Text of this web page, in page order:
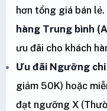
hơn tổng giá bán
hàng Trung bình
ưu đãi cho khách
Ưu đãi Ngưỡng
giảm 50K) hoặc
đạt ngưỡng X